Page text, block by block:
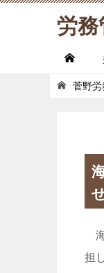
労
菅野
海
担